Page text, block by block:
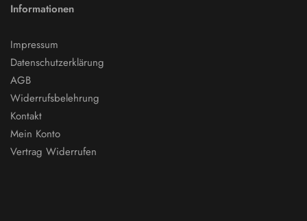
Informationen
Impressum
Datenschutzerklärung
AGB
Widerrufsbelehrung
Kontakt
Mein Konto
Vertrag Widerrufen